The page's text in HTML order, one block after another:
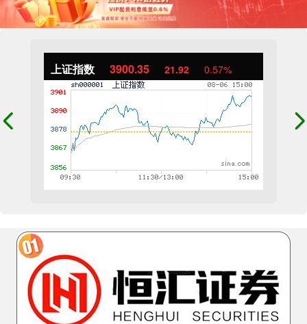
上证指数 3900.35 21.92 0.57%